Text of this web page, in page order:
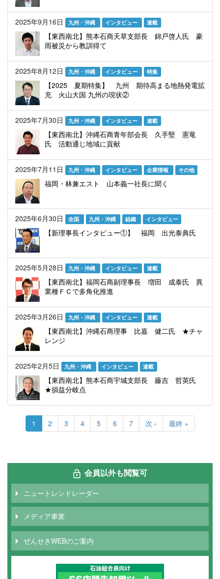
2025年9月16日 九州・沖縄 インタビュー 連載
【東西南北】熊本石商天草支部長 錦戸啓人氏 豪
雨被災から教訓得て
2025年8月12日 九州・沖縄 インタビュー 特集
【2025 夏期特集】 九州 期待高まる地熱発電拡
充 火山大国 九州の現状②
2025年7月30日 九州・沖縄 インタビュー 連載
【東西南北】沖縄石商青年部会長 久手堅 憲竜
氏 活動通じ地域に貢献
2025年7月11日 九州・沖縄 インタビュー 企業情報 その他
福岡・林兼エスト 山本義一社長に聞く
2025年6月30日 全国 九州・沖縄 組織 インタビュー
【新理事長インタビュー①】 福岡 出光泰典氏
2025年5月28日 九州・沖縄 インタビュー 連載
【東西南北】福岡石商副理事長 増田 成泰氏 異
業種ＦＣで多角化推進
2025年3月26日 九州・沖縄 インタビュー 連載
【東西南北】沖縄石商理事 比嘉 健二氏 ★チャ
レンジ
2025年2月5日 九州・沖縄 インタビュー 連載
【東西南北】熊本石商宇城支部長 藤吉 哲英氏
★損益分岐点
カ
レ
ペ
1 Page
2 Page
3 Page
4 Page
5 Page
6 Page
7
次
ペ
次 ›
最
終
ジ
最終 »
会員以外も閲覧可
ニュートレンドレーダー
メディア事業
ぜんせきWEBのご案内